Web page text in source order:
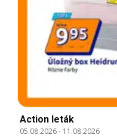
Action leták
05.08.2026- 11.08.2026